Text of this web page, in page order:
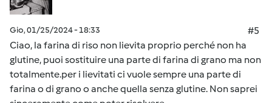
Gio, 01/25/2024 - 18:33
#5
Ciao, la farina di riso non lievita proprio perché non ha
glutine, puoi sostituire una parte di farina di grano ma non
totalmente.per i lievitati ci vuole sempre una parte di
farina o di grano o anche quella senza glutine. Non saprei